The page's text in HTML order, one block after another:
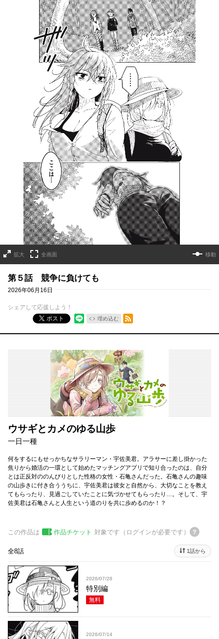
拡大 全画面 移動
第５話 競争に負けても
2026年06月16日
シェアして応援しよう！
ポスト
埋め込む
RSSフィード
ウサギとカメのゆる山歩
一日一種
何をするにもせっかちなサラリーマン・宇佐美君。アラサーに差し掛かった
焦りから婚活の一環として始めたマッチングアプリで知り合ったのは、自分
とは正反対ののんびりとした性格の女性・石亀さんだった。石亀さんの趣味
の山歩きに付き合ううちに、宇佐美君は彼女と自然から、大切なことを教え
てもらったり、見過ごしていたことに気づかせてもらったり…。そして、宇
佐美君は石亀さんと人生という道のりを共に歩めるのか！？
この作品は 作品チケット 対象です（ログインが必要です）
全8話 1話から
2026/07/28
特別編
無料
2026/07/14